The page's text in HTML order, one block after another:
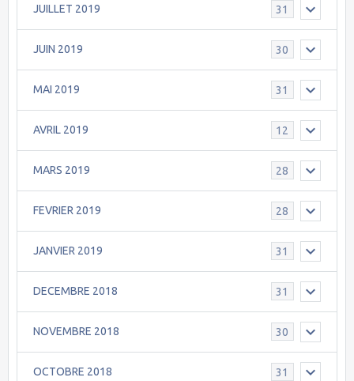
JUILLET 2019 31
JUIN 2019 30
MAI 2019 31
AVRIL 2019 12
MARS 2019 28
FEVRIER 2019 28
JANVIER 2019 31
DECEMBRE 2018 31
NOVEMBRE 2018 30
OCTOBRE 2018 31